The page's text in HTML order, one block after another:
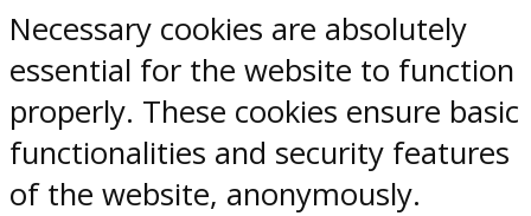
Necessary cookies are absolutely
essential for the website to function
properly. These cookies ensure basic
functionalities and security features
of the website, anonymously.